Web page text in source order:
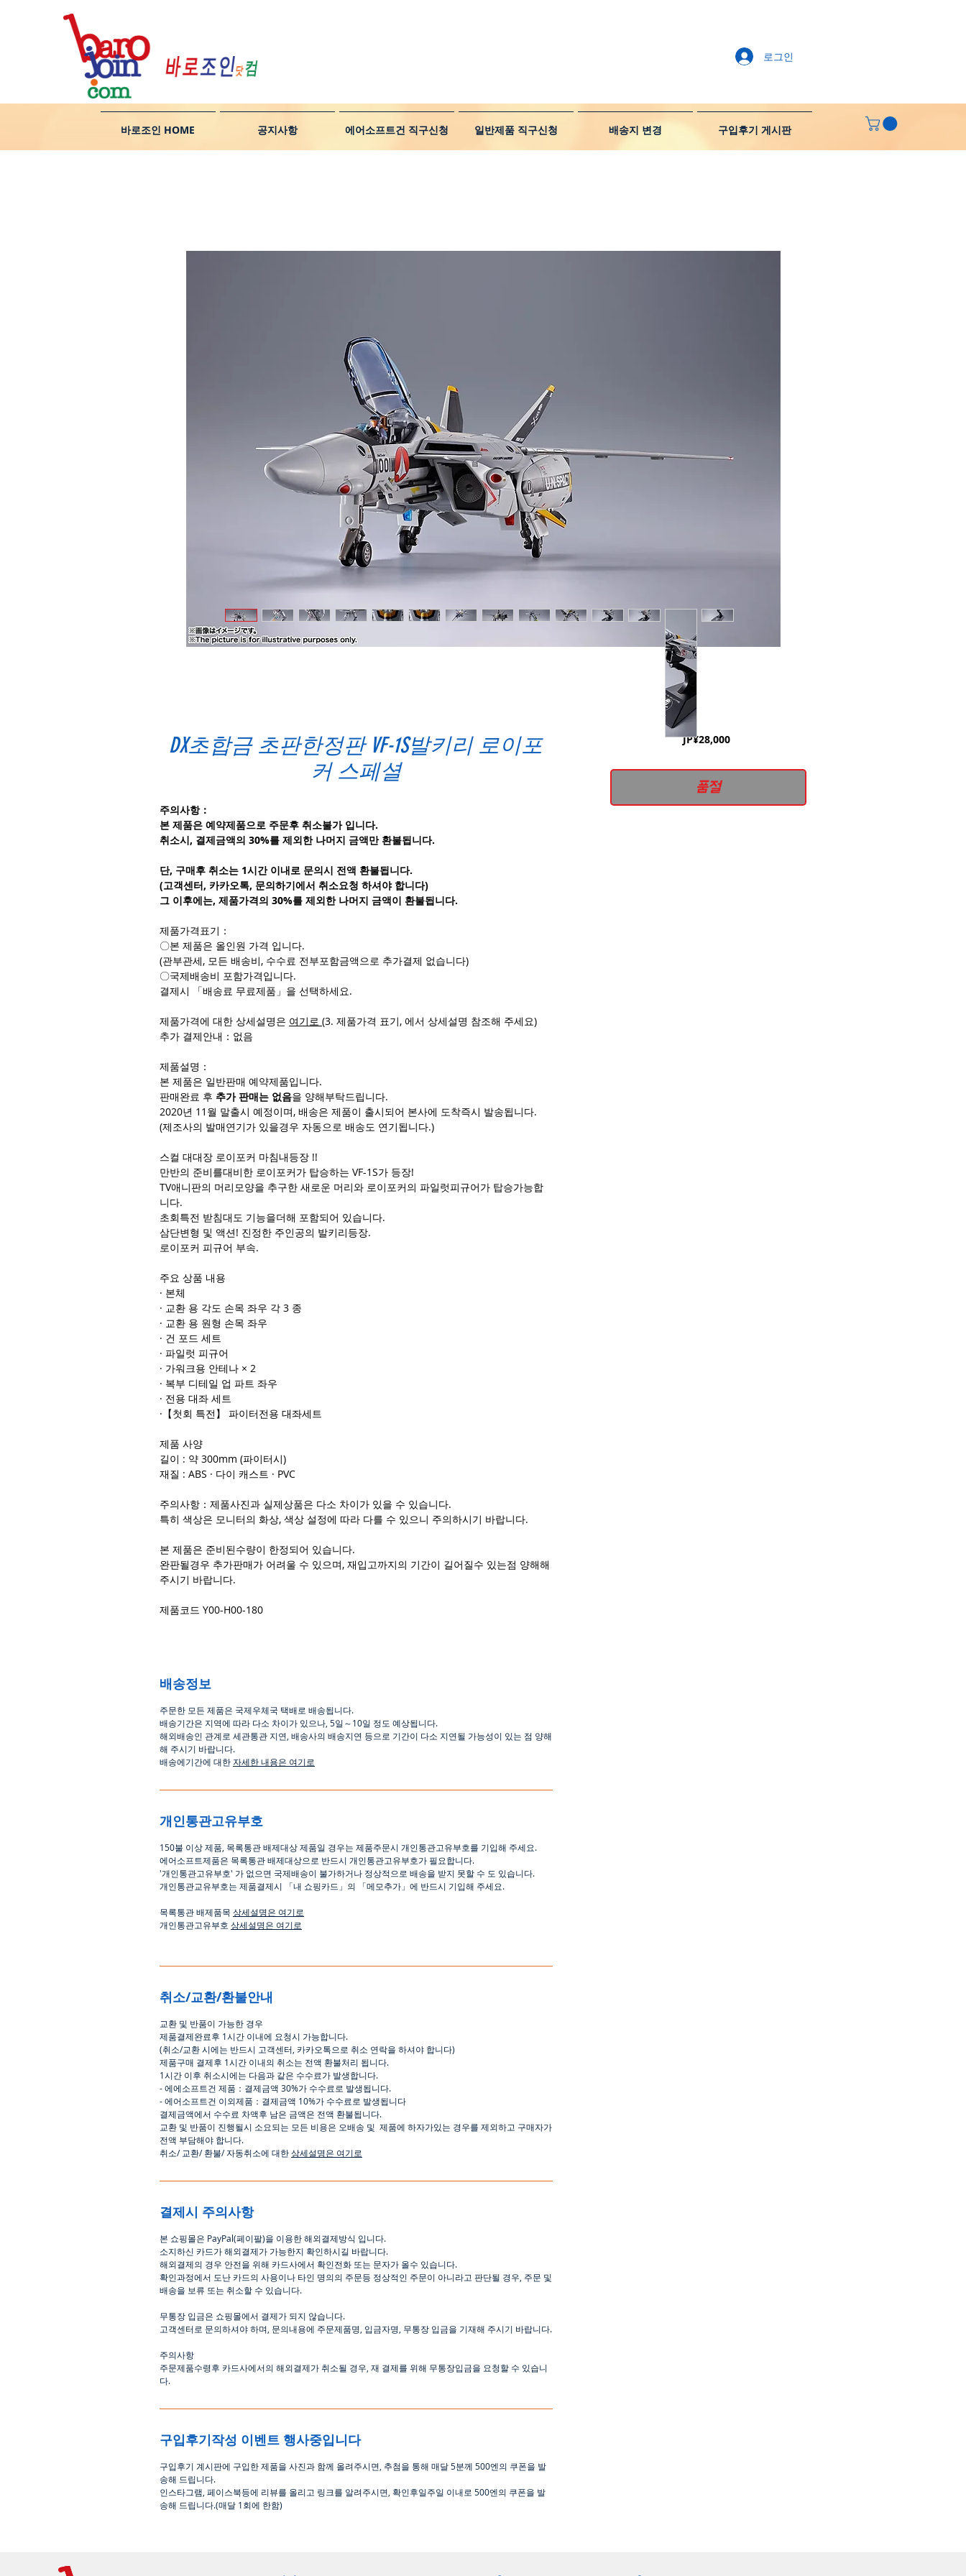
바로조인 HOME 공지사항 에어소프트건 직구신청 일반제품 직구신청 배송지 변경 구입후기 게시판
로그인
DX초합금 초판한정판 VF-1S발키리 로이포
커 스페셜
주의사항：
본 제품은 예약제품으로 주문후 취소불가 입니다.
취소시, 결제금액의 30%를 제외한 나머지 금액만 환불됩니다.
단, 구매후 취소는 1시간 이내로 문의시 전액 환불됩니다.
(고객센터, 카카오톡, 문의하기에서 취소요청 하셔야 합니다)
그 이후에는, 제품가격의 30%를 제외한 나머지 금액이 환불됩니다.
제품가격표기：
〇본 제품은 올인원 가격 입니다.
(관부관세, 모든 배송비, 수수료 전부포함금액으로 추가결제 없습니다)
〇국제배송비 포함가격입니다.
결제시 「배송료 무료제품」을 선택하세요.
제품가격에 대한 상세설명은 여기로 (3. 제품가격 표기, 에서 상세설명 참조해 주세요)
추가 결제안내：없음
제품설명：
본 제품은 일반판매 예약제품입니다.
판매완료 후 추가 판매는 없음을 양해부탁드립니다.
2020년 11월 말출시 예정이며, 배송은 제품이 출시되어 본사에 도착즉시 발송됩니다.
(제조사의 발매연기가 있을경우 자동으로 배송도 연기됩니다.)
스컬 대대장 로이포커 마침내등장 !!
만반의 준비를대비한 로이포커가 탑승하는 VF-1S가 등장!
TV애니판의 머리모양을 추구한 새로운 머리와 로이포커의 파일럿피규어가 탑승가능합
니다.
초회특전 받침대도 기능을더해 포함되어 있습니다.
삼단변형 및 액션! 진정한 주인공의 발키리등장.
로이포커 피규어 부속.
주요 상품 내용
· 본체
· 교환 용 각도 손목 좌우 각 3 종
· 교환 용 원형 손목 좌우
· 건 포드 세트
· 파일럿 피규어
· 가워크용 안테나 × 2
· 복부 디테일 업 파트 좌우
· 전용 대좌 세트
·【첫회 특전】 파이터전용 대좌세트
제품 사양
길이 : 약 300mm (파이터시)
재질 : ABS · 다이 캐스트 · PVC
주의사항：제품사진과 실제상품은 다소 차이가 있을 수 있습니다.
특히 색상은 모니터의 화상, 색상 설정에 따라 다를 수 있으니 주의하시기 바랍니다.
본 제품은 준비된수량이 한정되어 있습니다.
완판될경우 추가판매가 어려울 수 있으며, 재입고까지의 기간이 길어질수 있는점 양해해
주시기 바랍니다.
제품코드 Y00-H00-180
배송정보
주문한 모든 제품은 국제우체국 택배로 배송됩니다.
배송기간은 지역에 따라 다소 차이가 있으나 5일～10일 정도 예상됩니다.
해외배송인 관계로 세관통관 지연, 배송사의 배송지연 등으로 기간이 다소 지연될 가능성이 있는 점 양해
해 주시기 바랍니다.
배송에기간에 대한자세한 내용은 여기로
개인통관고유부호
150불 이상 제품 목록통관 배제대상 제품일 경우는 제품주문시 개인통관고유부호를 기입해 주세요.
에어소프트제품은 목록통관 배제대상으로 반드시 개인통관고유부호가 필요합니다.
'개인통관고유부호' 가 없으면 국제배송이 불가하거나 정상적으로 배송을 받지 못할 수 도 있습니다.
개인통관교유부호는 제품결제시
「내 쇼핑카드 」 의 「메모추가 」 에 반드시 기입해 주세요.
목록통관 배제품목 상세설명은 여기로
개인통관고유부호 상세설명은 여기로
취소/교환/환불안내
교환 및 반품이 가능한 경우
제품결제완료후 1시간 이내에 요청시 가능합니다.
(취소/교환 시에는 반드시 고객센터 카카오톡으로 취소 연락을 하셔야 합니다)
제품구매 결제후 1시간 이내의 취소는 전액 환불처리 됩니다.
1시간 이후 취소시에는 다음과 같은 수수료가 발생합니다.
-에에소프트건 제품 ： 결제금액 30%가 수수료로 발생됩니다.
-에어소프트건 이외제품 ： 결제금액 10%가 수수료로 발생됩니다
결제금액에서 수수료 차액후 남은 금액은 전액 환불됩니다.
교환 및 반품이 진행될시 소요되는 모든 비용은 오배송 및 제품에 하자가있는 경우를 제외하고 구매자가
전액 부담해야 합니다.
취소/ 교환/환불/자동취소에 대한상세설명은 여기로
결제시 주의사항
본 쇼핑몰은 PayPal(페이팔)을 이용한해외결제방식 입니다.
소지하신 카드가해외결제가 가능한지 확인하시길 바랍니다.
해외결제의 경우 안전을 위해 카드사에서 확인전화 또는 문자가 올수 있습니다.
확인과정에서 도난카드의 사용이나 타인 명의의 주문등 정상적인 주문이 아니라고 판단될 경우 주문 및
배송을 보류 또는 취소할 수 있습니다.
무통장 입금은 쇼핑몰에서 결제가 되지 않습니다.
고객센터로 문의하셔야 하며 문의내용에 주문제품명 입금자명 무통장 입금을 기재해 주시기 바랍니다.
주의사항
주문제품수령후 카드사에서의 해외결제가취소될 경우 재 결제를 위해 무통장입금을 요청할 수 있습니
다.
구입후기작성 이벤트 행사중입니다
구입후기 계시판에 구입한 제품을 사진과 함께 올려주시면 추첨을 통해 매달5분께 500엔의 쿠폰을 발
송해 드립니다.
인스타그램 페이스북등에 리뷰를 올리고 링크를 알려주시면, 확인후일주일 이내로 500엔의 쿠폰을 발
송해 드립니다.(매달 1회에 한함)
JP¥28,000가
품절